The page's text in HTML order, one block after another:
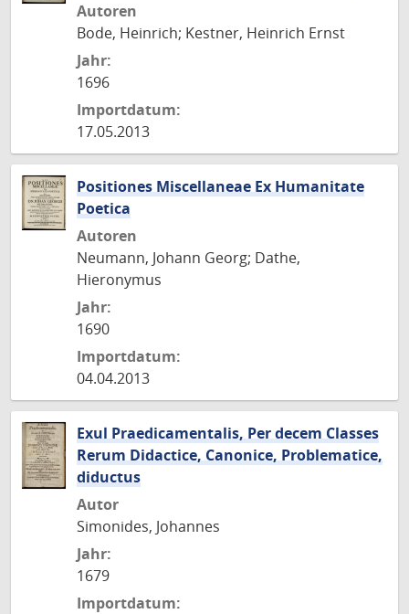
Autoren
Bode, Heinrich; Kestner, Heinrich Ernst
Jahr:
1696
Importdatum:
17.05.2013
Positiones Miscellaneae Ex Humanitate
Poetica
Autoren
Neumann, Johann Georg; Dathe,
Hieronymus
Jahr:
1690
Importdatum:
04.04.2013
Exul Praedicamentalis, Per decem Classes
Rerum Didactice, Canonice, Problematice,
diductus
Autor
Simonides, Johannes
Jahr:
1679
Importdatum: